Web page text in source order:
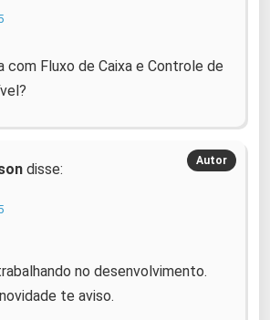
com Fluxo de Caixa e Controle de
disse:
no desenvolvimento.
te aviso.